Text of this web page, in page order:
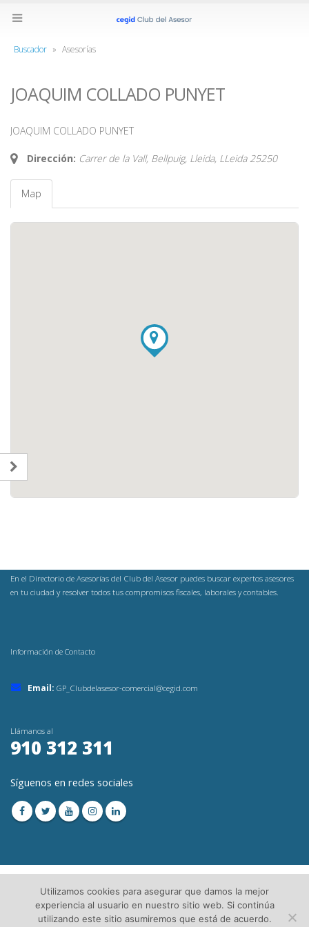
Buscador » Asesorías
JOAQUIM COLLADO PUNYET
JOAQUIM COLLADO PUNYET
Dirección: Carrer de la Vall, Bellpuig, Lleida, LLeida 25250
Map
En el Directorio de Asesorías del Club del Asesor puedes buscar expertos asesores
en tu ciudad y resolver todos tus compromisos fiscales, laborales y contables.
Información de Contacto
Email: GP_Clubdelasesor-comercial@cegid.com
Llámanos al
910 312 311
Síguenos en redes sociales
© Copyright 2023. Todos los Derechos Reservados│Aviso Legal │Directorio de
Utilizamos cookies para asegurar que damos la mejor
experiencia al usuario en nuestro sitio web. Si continúa
utilizando este sitio asumiremos que está de acuerdo.